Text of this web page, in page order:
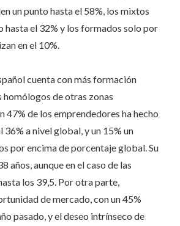
un punto hasta el 58%, los mixtos
hasta el 32% y los formados solo por
en el 10%.
cuenta con más formación
homólogos de otras zonas
47% de los emprendedores ha hecho
36% a nivel global, y un 15% un
por encima de porcentaje global. Su
años, aunque en el caso de las
los 39,5. Por otra parte,
de mercado, con un 45%
pasado, y el deseo intrínseco de